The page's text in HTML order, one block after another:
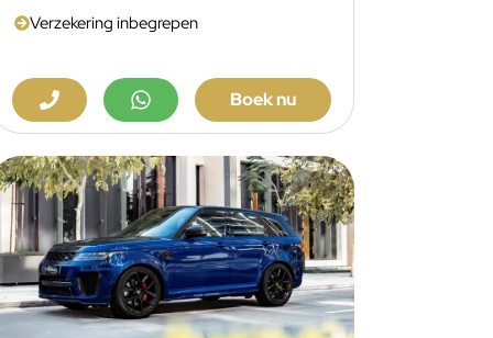
Verzekering inbegrepen
Boek nu